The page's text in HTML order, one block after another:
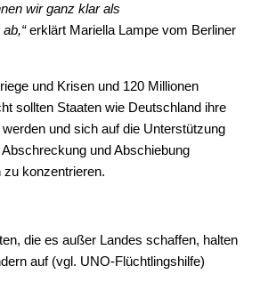
wir ganz klar als
erklärt Mariella Lampe vom Berliner
und Krisen und 120 Millionen
sollten Staaten wie Deutschland ihre
und sich auf die Unterstützung
und Abschiebung
konzentrieren.
die es außer Landes schaffen, halten
auf (vgl. UNO-Flüchtlingshilfe)